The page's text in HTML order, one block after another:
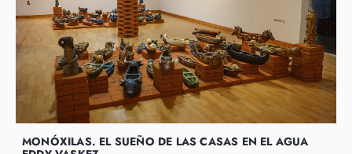
MONÓXILAS. EL SUEÑO DE LAS CASAS EN EL AGUA